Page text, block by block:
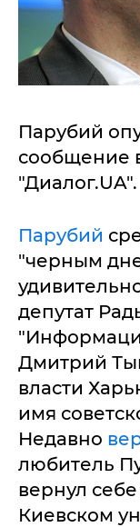
Парубий
сообщение
"Диалог.UA".
Парубий
"черным
депутат
Дмитрий
власти
имя
Недавно
любитель
вернул
Киевском